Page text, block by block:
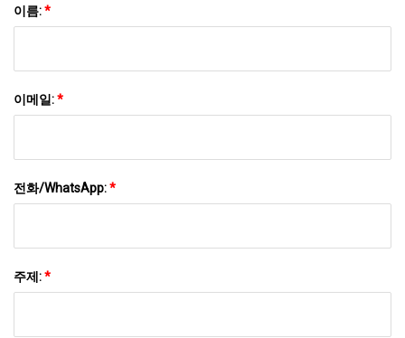
이름:*
이메일:*
전화/WhatsApp:*
주제:*